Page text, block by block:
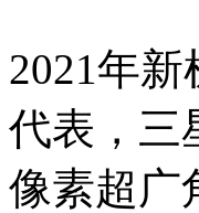
2021年
代表，三
像素超广